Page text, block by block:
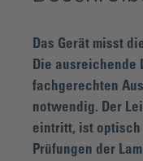
Das Gerät misst
Die ausreichende
fachgerechten
notwendig. Der
eintritt, ist optisch
Prüfungen der